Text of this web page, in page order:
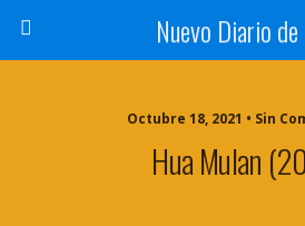
Nuevo Diario de
Octubre 18, 2021 • Sin
Hua Mulan